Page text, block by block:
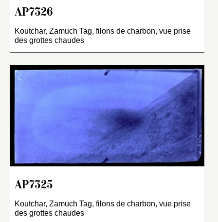
AP7326
Koutchar, Zamuch Tag, filons de charbon, vue prise
des grottes chaudes
AP7325
Koutchar, Zamuch Tag, filons de charbon, vue prise
des grottes chaudes